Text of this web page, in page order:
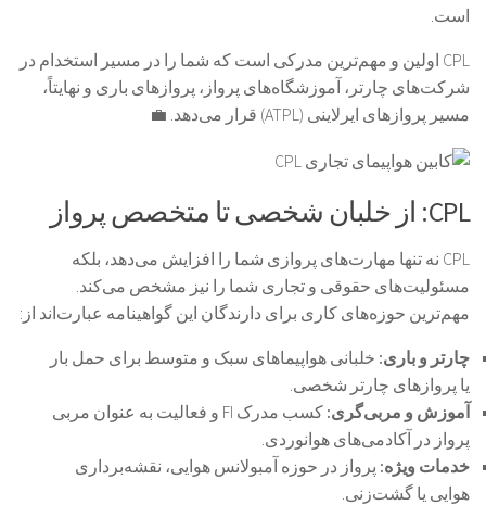
است.
CPL اولین و مهم‌ترین مدرکی است که شما را در مسیر استخدام در
شرکت‌های چارتر، آموزشگاه‌های پرواز، پروازهای باری و نهایتاً،
مسیر پروازهای ایرلاینی (ATPL) قرار می‌دهد. 💼
CPL: از خلبان شخصی تا متخصص پرواز
CPL نه تنها مهارت‌های پروازی شما را افزایش می‌دهد، بلکه
مسئولیت‌های حقوقی و تجاری شما را نیز مشخص می‌کند.
مهم‌ترین حوزه‌های کاری برای دارندگان این گواهینامه عبارت‌اند از:
چارتر و باری: خلبانی هواپیماهای سبک و متوسط برای حمل بار
یا پروازهای چارتر شخصی.
آموزش و مربی‌گری:
کسب مدرک FI و فعالیت به عنوان مربی
پرواز در آکادمی‌های هوانوردی.
خدمات ویژه: پرواز در حوزه آمبولانس هوایی، نقشه‌برداری
هوایی یا گشت‌زنی.